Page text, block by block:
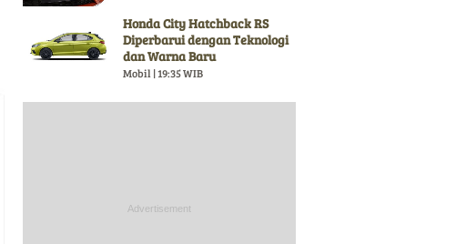
Honda City Hatchback RS
Diperbarui dengan Teknologi
dan Warna Baru
Mobil | 19:35 WIB